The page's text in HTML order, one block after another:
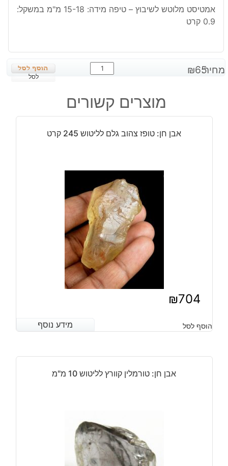
אמטיסט מלוטש לשיבוץ – טיפה מידה: 15-18 מ"מ במשקל:
0.9 קרט
מחיר: ₪65
כמות
של
מלוטש
לשיבוץ
טיפה
מ"מ
במשקל:
0.9
קרט
לסל
מוצרים קשורים
אבן חן: טופז צהוב גלם לליטוש 245 קרט
₪704
מידע נוסף הוסף לסל מידע נוסף
אבן חן: טורמלין קוורץ לליטוש 10 מ"מ